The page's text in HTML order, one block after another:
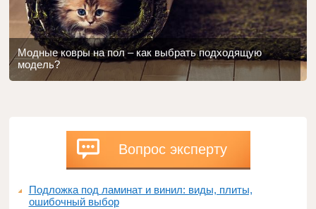
Модные ковры на пол – как выбрать подходящую
модель?
Вопрос эксперту
Подложка под ламинат и винил: виды, плиты,
ошибочный выбор